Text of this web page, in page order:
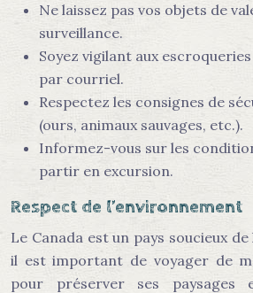
Ne laissez pas vos objets de
surveillance.
Soyez vigilant aux
par courriel.
Respectez les consignes de
(ours, animaux sauvages, etc.).
Informez-vous sur les
partir en excursion.
Respect de l’environnement
Le Canada est un pays soucieux
il est important de voyager de
pour préserver ses paysages